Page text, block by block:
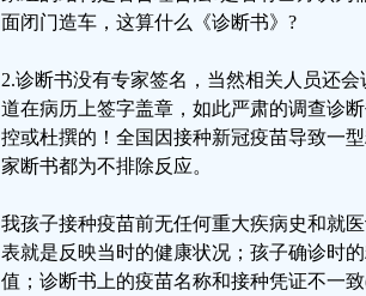
面闭门造车，这算什么《诊断书》?
2.诊断书没有专家签名，当然相关人员还
道在病历上签字盖章，如此严肃的调查诊
控或杜撰的！全国因接种新冠疫苗导致一
家断书都为不排除反应。
我孩子接种疫苗前无任何重大疾病史和就
表就是反映当时的健康状况；孩子确诊时
值；诊断书上的疫苗名称和接种凭证不一